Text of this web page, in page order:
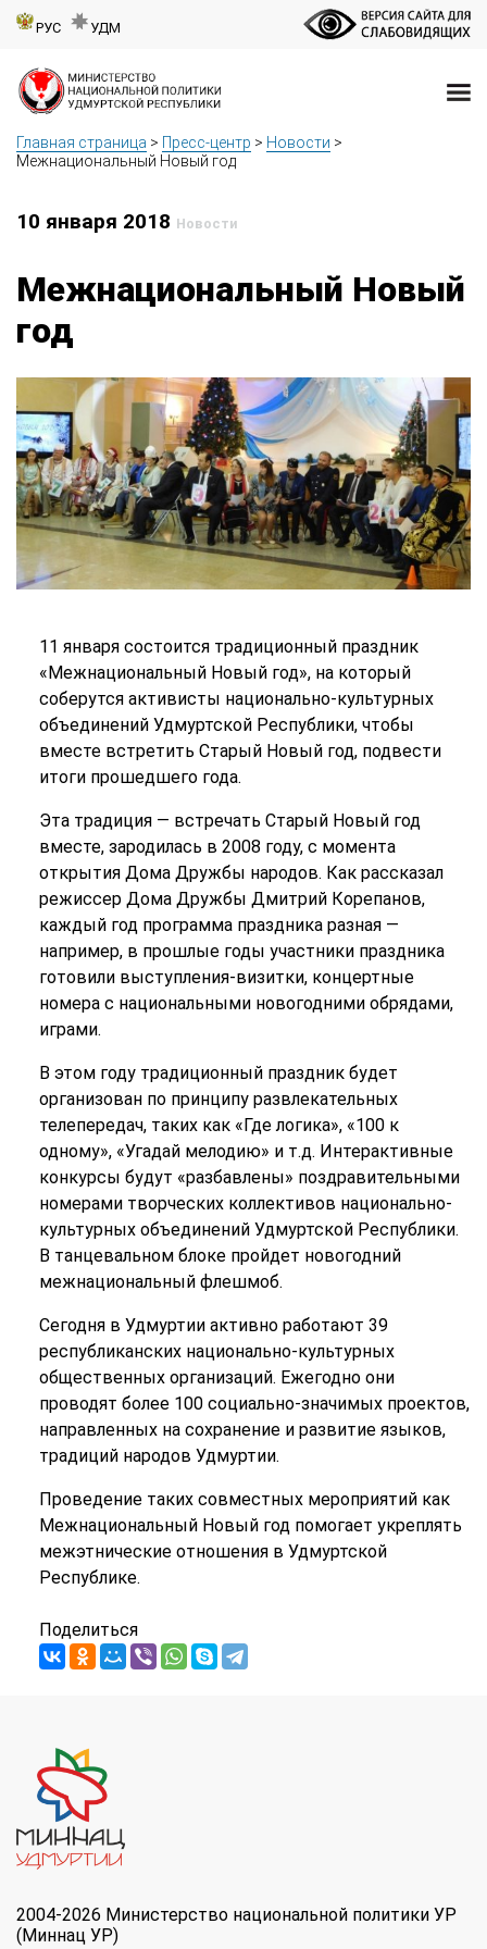
РУС УДМ
Главная страница > Пресс-центр > Новости >
Межнациональный Новый год
10 января 2018 Новости
Межнациональный Новый
год
11 января состоится традиционный праздник
«Межнациональный Новый год», на который
соберутся активисты национально-культурных
объединений Удмуртской Республики, чтобы
вместе встретить Старый Новый год, подвести
итоги прошедшего года.
Эта традиция — встречать Старый Новый год
вместе, зародилась в 2008 году, с момента
открытия Дома Дружбы народов. Как рассказал
режиссер Дома Дружбы Дмитрий Корепанов,
каждый год программа праздника разная —
например, в прошлые годы участники праздника
готовили выступления-визитки, концертные
номера с национальными новогодними обрядами,
играми.
В этом году традиционный праздник будет
организован по принципу развлекательных
телепередач, таких как «Где логика», «100 к
одному», «Угадай мелодию» и т.д. Интерактивные
конкурсы будут «разбавлены» поздравительными
номерами творческих коллективов национально-
культурных объединений Удмуртской Республики.
В танцевальном блоке пройдет новогодний
межнациональный флешмоб.
Сегодня в Удмуртии активно работают 39
республиканских национально-культурных
общественных организаций. Ежегодно они
проводят более 100 социально-значимых проектов,
направленных на сохранение и развитие языков,
традиций народов Удмуртии.
Проведение таких совместных мероприятий как
Межнациональный Новый год помогает укреплять
межэтнические отношения в Удмуртской
Республике.
Поделиться
2004-2026 Министерство национальной политики УР
(Миннац УР)